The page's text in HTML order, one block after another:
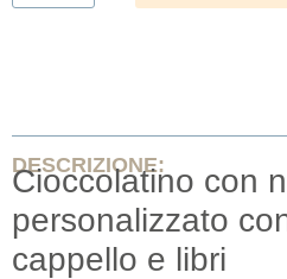
DESCRIZIONE:
Cioccolatino con
personalizzato
cappello e libri